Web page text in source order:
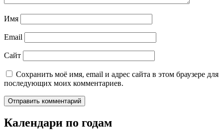
Имя
Email
Сайт
Сохранить моё имя, email и адрес сайта в этом браузере для
последующих моих комментариев.
Календари по годам